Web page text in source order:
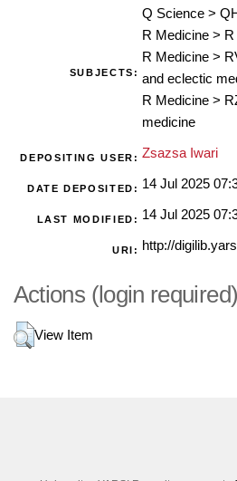
SUBJECTS:
Q Science>
R Medicine>
R Medicine>
and eclectic
R Medicine>
medicine
DEPOSITING USER: Zsazsa Iwari
DATE DEPOSITED: 14 Jul 2025
LAST MODIFIED: 14 Jul 2025
URI: http://
Actions (login required)
View Item